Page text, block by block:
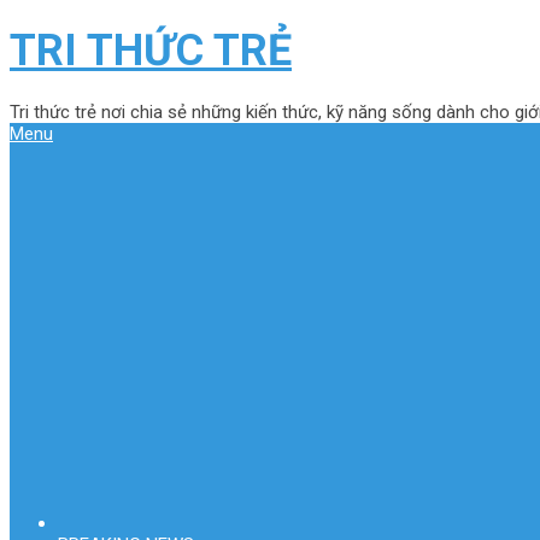
TRI THỨC TRẺ
Tri thức trẻ nơi chia sẻ những kiến thức, kỹ năng sống dành cho
Menu